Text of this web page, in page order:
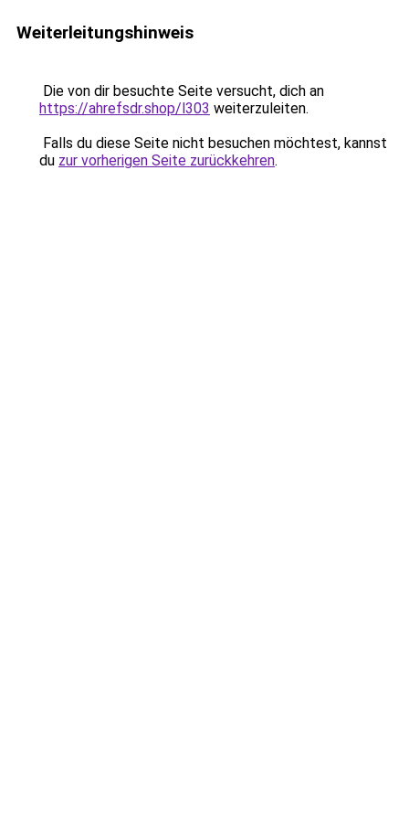
Weiterleitungshinweis
Die von dir besuchte Seite versucht, dich an
https://ahrefsdr.shop/l303 weiterzuleiten.
Falls du diese Seite nicht besuchen möchtest, kannst
du zur vorherigen Seite zurückkehren.